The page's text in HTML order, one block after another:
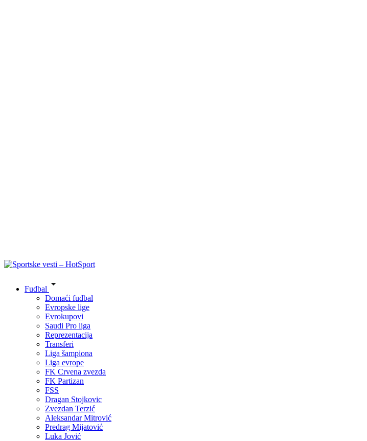
Fudbal
Domaći fudbal
Evropske lige
Evrokupovi
Saudi Pro liga
Reprezentacija
Transferi
Liga šampiona
Liga evrope
FK Crvena zvezda
FK Partizan
FSS
Dragan Stojkovic
Zvezdan Terzić
Aleksandar Mitrović
Predrag Mijatović
Luka Jović